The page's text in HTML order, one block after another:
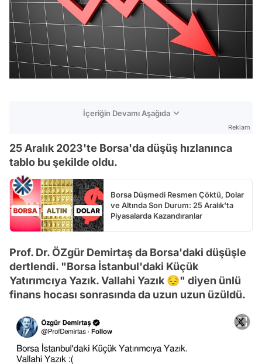
İçeriğin Devamı Aşağıda
Reklam
25 Aralık 2023'te Borsa'da düşüş hızlanınca
tablo bu şekilde oldu.
Borsa Düşmedi Resmen Çöktü, Dolar
ve Altında Son Durum: 25 Aralık'ta
Piyasalarda Kazandıranlar
Prof. Dr. ÖZgür Demirtaş da Borsa'daki düşüşle
dertlendi. "Borsa İstanbul'daki Küçük
Yatırımcıya Yazık. Vallahi Yazık 😔" diyen ünlü
finans hocası sonrasında da uzun uzun üzüldü.